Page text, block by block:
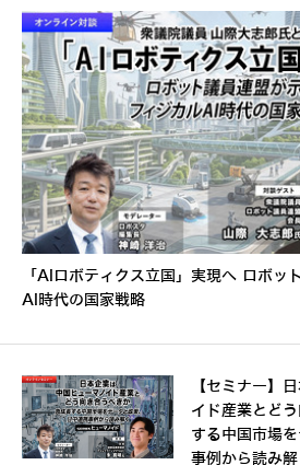
「AIロボティクス立国」実現へ ロボッ
AI時代の国家戦略
【セミナー】
イド産業とど
する中国市場
事例から読み解